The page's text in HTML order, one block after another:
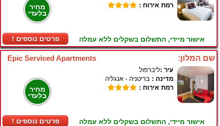
מחיר
בלעדי
! פרטים נוספים
רמת אירוח :
אישור מיידי, התשלום בשקלים ללא עמלה
Epic Serviced Apartments שם המלון:
מחיר
בלעדי
! פרטים נוספים
עיר :ליברפול
מדינה : בריטניה - אנגליה
רמת אירוח :
אישור מיידי, התשלום בשקלים ללא עמלה